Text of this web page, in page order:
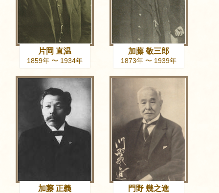
片岡 直温
1859年 〜 1934年
加藤 敬三郎
1873年 〜 1939年
加藤 正義 門野 幾之進